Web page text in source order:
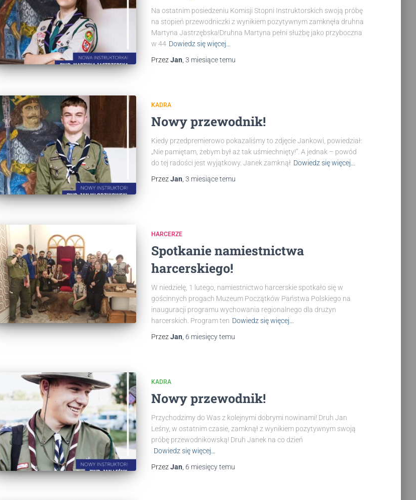
Na ostatnim posiedzeniu Komisji Stopni Instruktorskich swoją próbę
na stopień przewodniczki z wynikiem pozytywnym zamknęła druhna
Martyna Jastrzębska!Druhna Martyna pełni służbę jako przyboczna
w 44 Dowiedz się więcej…
Przez Jan 3 miesiącetemu
KADRA
Nowy przewodnik!
Kiedy przedpremierowo pokazaliśmy to zdjęcie Jankowi, powiedział:
„Nie pamiętam, żebym był aż tak uśmiechnięty!”. A jednak – powód
do tej radości jest wyjątkowy. Janek zamknął Dowiedz się więcej…
Przez Jan 3 miesiącetemu
HARCERZE
Spotkanie namiestnictwa
harcerskiego!
W niedzielę, 1 lutego, namiestnictwo harcerskie spotkało się w
gościnnych progach Muzeum Początków Państwa Polskiego na
inauguracji programu wychowania regionalnego dla drużyn
harcerskich. Program ten Dowiedz się więcej…
Przez Jan 6 miesięcytemu
KADRA
Nowy przewodnik!
Przychodzimy do Was z kolejnymi dobrymi nowinami! Druh Jan
Leśny, w ostatnim czasie, zamknął z wynikiem pozytywnym swoją
próbę przewodnikowską! Druh Janek na co dzień
Dowiedz się więcej…
Przez Jan 6 miesięcytemu